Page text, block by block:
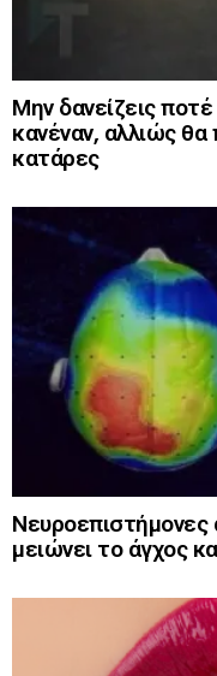
Μην δανείζεις
κανέναν, αλλιώς
κατάρες
Νευροεπιστήμονες
μειώνει το άγχος